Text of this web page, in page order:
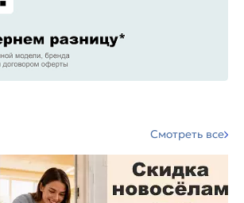
Смотреть все